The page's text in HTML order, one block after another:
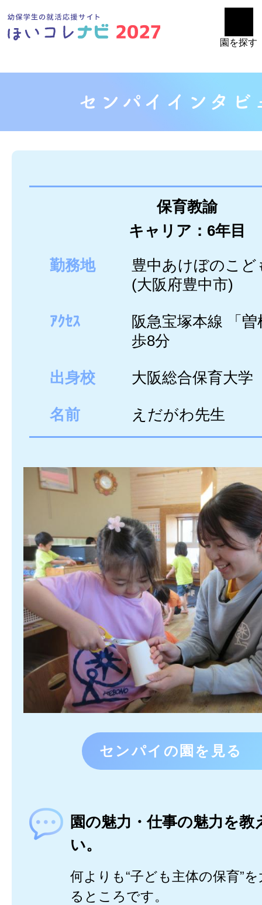
園を探す
保育教諭
キャリア：6年目
勤務地
豊中あけぼのこど
(大阪府豊中市)
ｱｸｾｽ
阪急宝塚本線 「
歩8分
出身校 大阪総合保育大学
名前 えだがわ先生
センパイの園を見る
園の魅力・仕事の魅力を教
い。
何よりも“子ども主体の保育”
るところです。